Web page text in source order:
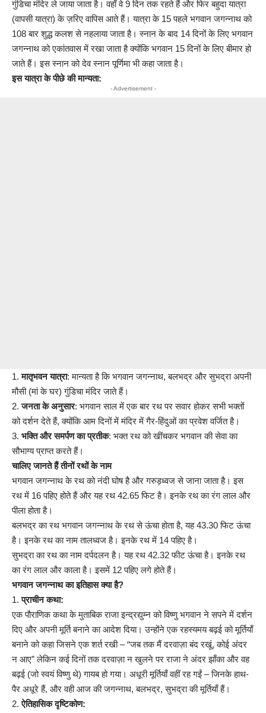
गुंडिचा मंदिर ले जाया जाता है। वहाँ वे 9 दिन तक रहते हैं और फिर बहुदा यात्रा
(वापसी यात्रा) के ज़रिए वापिस आते हैं। यात्रा के 15 पहले भगवान जगन्नाथ को
108 बार शुद्ध कलश से नहलाया जाता है। स्नान के बाद 14 दिनों के लिए भगवान
जगन्नाथ को एकांतवास में रखा जाता है क्योंकि भगवान 15 दिनों के लिए बीमार हो
जाते हैं। इस स्नान को देव स्नान पूर्णिमा भी कहा जाता है।
इस यात्रा के पीछे की मान्यता:
- Advertisement -
1.मातृभवन यात्रा: मान्यता है कि भगवान जगन्नाथ, बलभद्र और सुभद्रा अपनी
मौसी (मां के घर) गुंडिचा मंदिर जाते हैं।
2.जनता के अनुसार: भगवान साल में एक बार रथ पर सवार होकर सभी भक्तों
को दर्शन देते हैं, क्योंकि आम दिनों में मंदिर में गैर-हिंदुओं का प्रवेश वर्जित है।
3. भक्ति और समर्पण का प्रतीक: भक्त रथ को खींचकर भगवान की सेवा का
सौभाग्य प्राप्त करते हैं।
चालिए जानते हैं तीनों रथों के नाम
भगवान जगन्नाथ के रथ को नंदी घोष है और गरुड़ध्वज से जाना जाता है। इस
रथ में 16 पहिए होते हैं और यह रथ 42.65 फिट है। इनके रथ का रंग लाल और
पीला होता है।
बलभद्र का रथ भगवान जगन्नाथ के रथ से ऊंचा होता है, यह 43.30 फिट ऊंचा
है। इनके रथ का नाम तालध्वज है। इनके रथ में 14 पहिए है।
सुभद्रा का रथ का नाम दर्पदलन है। यह रथ 42.32 फीट ऊंचा है। इनके रथ
का रंग लाल और काला है। इसमें 12 पहिए लगे होते हैं।
भगवान जगन्नाथ का इतिहास क्या है?
1.प्राचीन कथा:
एक पौराणिक कथा के मुताबिक राजा इन्द्रद्युम्न को विष्णु भगवान ने सपने में दर्शन
दिए और अपनी मूर्ति बनाने का आदेश दिया। उन्होंने एक रहस्यमय बढ़ई को मूर्तियाँ
बनाने को कहा जिसने एक शर्त रखी – “जब तक मैं दरवाज़ा बंद रखूं, कोई अंदर
न आए” लेकिन कई दिनों तक दरवाज़ा न खुलने पर राजा ने अंदर झाँका और वह
बढ़ई (जो स्वयं विष्णु थे) गायब हो गया। अधूरी मूर्तियाँ वहीं रह गईं – जिनके हाथ-
पैर अधूरे हैं, और वही आज की जगन्नाथ, बलभद्र, सुभद्रा की मूर्तियाँ हैं।
2.ऐतिहासिक दृष्टिकोण: